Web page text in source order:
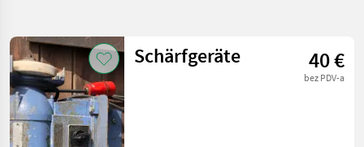
Schärfgeräte 40 €
bez PDV-a